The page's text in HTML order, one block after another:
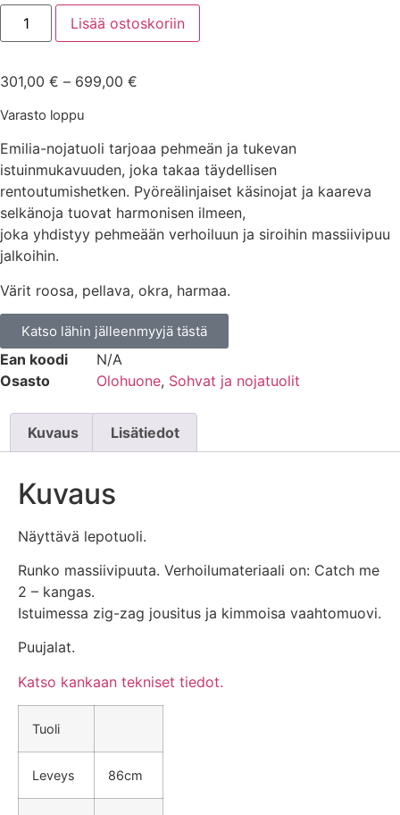
Lisää ostoskoriin
301,00 € – 699,00 €
Varasto loppu
Emilia-nojatuoli tarjoaa pehmeän ja tukevan
istuinmukavuuden, joka takaa täydellisen
rentoutumishetken. Pyöreälinjaiset käsinojat ja kaareva
selkänoja tuovat harmonisen ilmeen,
joka yhdistyy pehmeään verhoiluun ja siroihin massiivipuu
jalkoihin.
Värit roosa, pellava, okra, harmaa.
Katso lähin jälleenmyyjä tästä
Ean koodi
N/A
Osasto
Olohuone, Sohvat ja nojatuolit
Kuvaus Lisätiedot
Kuvaus
Näyttävä lepotuoli.
Runko massiivipuuta. Verhoilumateriaali on: Catch me
2 – kangas.
Istuimessa zig-zag jousitus ja kimmoisa vaahtomuovi.
Puujalat.
Katso kankaan tekniset tiedot.
Tuoli
Leveys 86cm